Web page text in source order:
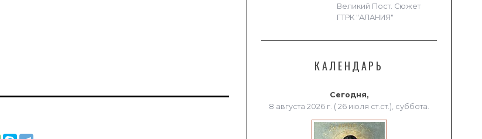
Великий Пост. Сюжет
ГТРК "АЛАНИЯ"
КАЛЕНДАРЬ
Сегодня,
8 августа 2026 г. ( 26 июля ст.ст.), суббота.